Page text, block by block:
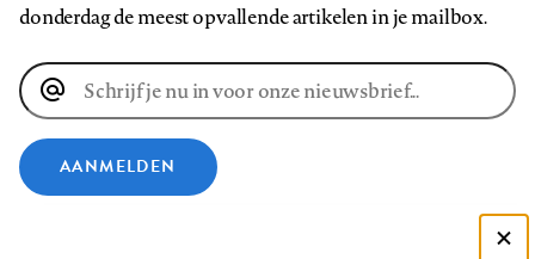
donderdag de meest opvallende artikelen in je mailbox.
E-
mailadres
AANMELDEN